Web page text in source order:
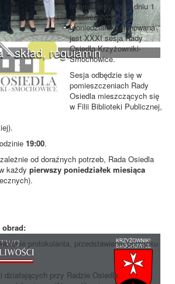
- skład, regulamin
Informujemy, że w dniu 1
czerwca 2026 roku
(poniedziałek) planowana
jest XXXI sesja Rady
Osiedla Krzyżowniki-
Smochowice.
Sesja odbędzie się w
pomieszczeniach Rady
Osiedla mieszczących się
w Filii Biblioteki Publicznej,
19:00.
od doraźnych potrzeb, Rada Osiedla
każdy pierwszy poniedziałek miesiąca
obrad:
protokolanta, przedstawienie porządku
działających przy Radzie Osiedla.